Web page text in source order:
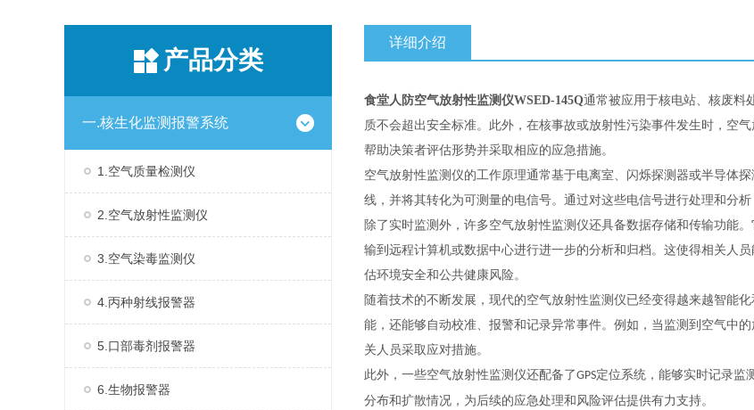
产品分类
一.核生化监测报警系统
1.空气质量检测仪
2.空气放射性监测仪
3.空气染毒监测仪
4.丙种射线报警器
5.口部毒剂报警器
6.生物报警器
详细介绍
食堂人防空气放射性监测仪WSED-145Q通常被应用于核电站、核废料
质不会超出安全标准。此外，在核事故或放射性污染事件发生时，空
帮助决策者评估形势并采取相应的应急措施。
空气放射性监测仪的工作原理通常基于电离室、闪烁探测器或半导体
线，并将其转化为可测量的电信号。通过对这些电信号进行处理和分
除了实时监测外，许多空气放射性监测仪还具备数据存储和传输功能
输到远程计算机或数据中心进行进一步的分析和归档。这使得相关人
估环境安全和公共健康风险。
随着技术的不断发展，现代的空气放射性监测仪已经变得越来越智能
能，还能够自动校准、报警和记录异常事件。例如，当监测到空气中
关人员采取应对措施。
此外，一些空气放射性监测仪还配备了GPS定位系统，能够实时记录监
分布和扩散情况，为后续的应急处理和风险评估提供有力支持。